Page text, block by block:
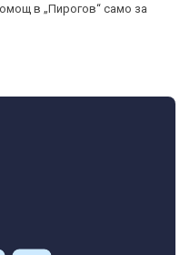
в „Пирогов“ само за